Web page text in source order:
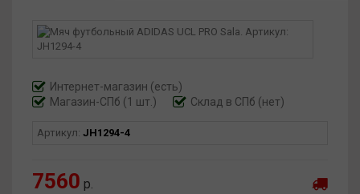
слоями из синтетической ткани. Обозначение на мяче Futsal
size, маркировка на упаковочном пакете size
см, вес 400-440 грамм).
Интернет-магазин (есть)
Магазин-СПб (1 шт.)
Склад в СПб (нет)
Артикул: JH1294-4
7560 р.